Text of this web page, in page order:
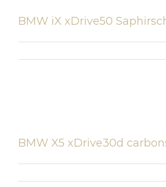
BMW iX xDrive50
BMW X5 xDrive30d